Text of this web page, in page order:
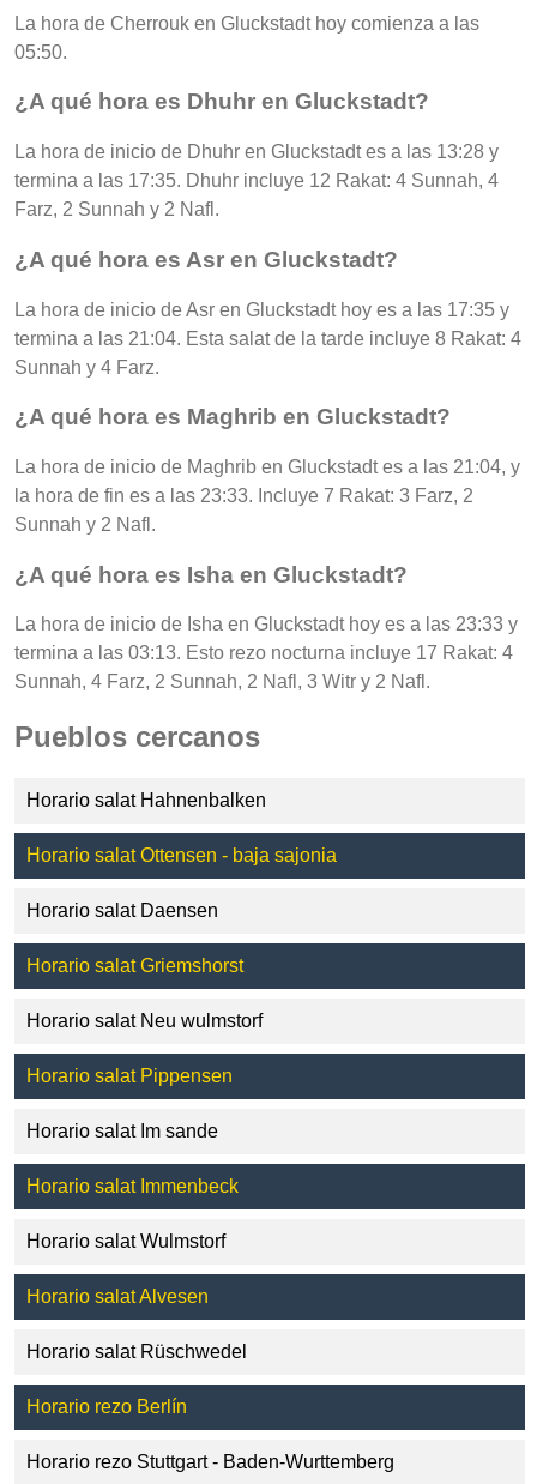
La hora de Cherrouk en Gluckstadt hoy comienza a las
05:50.
¿A qué hora es Dhuhr en Gluckstadt?
La hora de inicio de Dhuhr en Gluckstadt es a las 13:28 y
termina a las 17:35. Dhuhr incluye 12 Rakat: 4 Sunnah, 4
Farz, 2 Sunnah y 2 Nafl.
¿A qué hora es Asr en Gluckstadt?
La hora de inicio de Asr en Gluckstadt hoy es a las 17:35 y
termina a las 21:04. Esta salat de la tarde incluye 8 Rakat: 4
Sunnah y 4 Farz.
¿A qué hora es Maghrib en Gluckstadt?
La hora de inicio de Maghrib en Gluckstadt es a las 21:04, y
la hora de fin es a las 23:33. Incluye 7 Rakat: 3 Farz, 2
Sunnah y 2 Nafl.
¿A qué hora es Isha en Gluckstadt?
La hora de inicio de Isha en Gluckstadt hoy es a las 23:33 y
termina a las 03:13. Esto rezo nocturna incluye 17 Rakat: 4
Sunnah, 4 Farz, 2 Sunnah, 2 Nafl, 3 Witr y 2 Nafl.
Pueblos cercanos
Horario salat Hahnenbalken
Horario salat Ottensen - baja sajonia
Horario salat Daensen
Horario salat Griemshorst
Horario salat Neu wulmstorf
Horario salat Pippensen
Horario salat Im sande
Horario salat Immenbeck
Horario salat Wulmstorf
Horario salat Alvesen
Horario salat Rüschwedel
Horario rezo Berlín
Horario rezo Stuttgart - Baden-Wurttemberg